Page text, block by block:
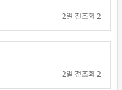
2일 전조회 2
2일 전조회 2